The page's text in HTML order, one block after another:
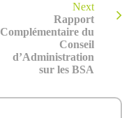
Next
Rapport
Complémentaire du
Conseil
d’Administration
sur les BSA